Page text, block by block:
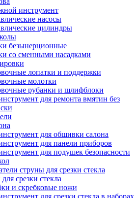
инструмент
насосы
цилиндры
безынерционные
со сменными насадками
лопатки и поддержки
молотки
рубанки и шлифблоки
для ремонта вмятин без
для обшивки салона
для панели приборов
для подушек безопасности
струны для срезки стекла
срезки стекла
и скребковые ножи
для срезки стекла в наборах